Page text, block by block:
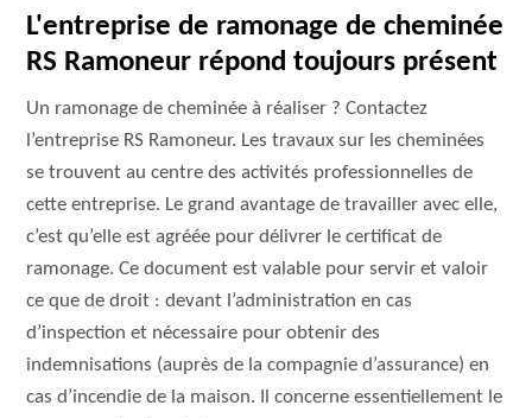
L'entreprise de ramonage de cheminée
RS Ramoneur répond toujours présent
Un ramonage de cheminée à réaliser ? Contactez
l’entreprise RS Ramoneur. Les travaux sur les cheminées
se trouvent au centre des activités professionnelles de
cette entreprise. Le grand avantage de travailler avec elle,
c’est qu’elle est agréée pour délivrer le certificat de
ramonage. Ce document est valable pour servir et valoir
ce que de droit : devant l’administration en cas
d’inspection et nécessaire pour obtenir des
indemnisations (auprès de la compagnie d’assurance) en
cas d’incendie de la maison. Il concerne essentiellement le